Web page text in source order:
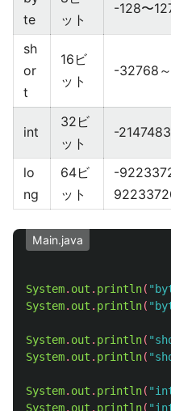
te
ット
-128〜
sh
or
t
16ビ
ット
-32768
int
32ビ
ット
-
lo
ng
64ビ
ット
-
Main.java
System. out . println(
System. out . println(
System. out . println(
System. out . println(
System. out . println( "int
System. out . println( "int